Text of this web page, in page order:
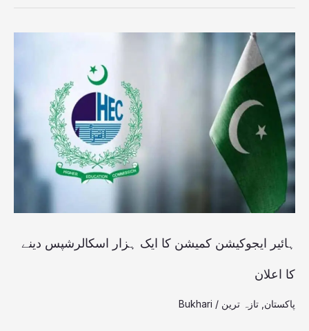
ہائیر ایجوکیشن کمیشن کا ایک ہزار اسکالرشپس دینے
کا اعلان
پاکستان تازہ ترین /
Bukhari
ہائیر
ایجوکیشن
کمیشن
کا
ایک
ہزار
اسکالرشپس
دینے